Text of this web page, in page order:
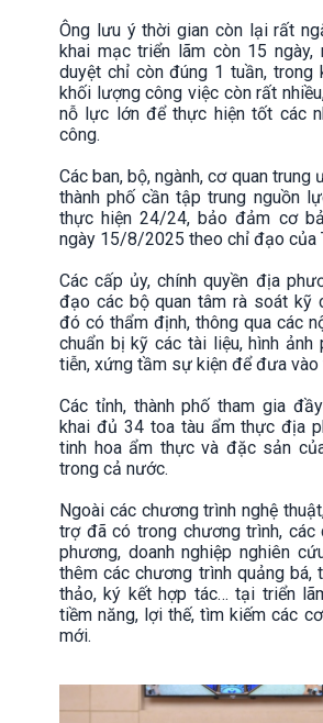
Ông lưu ý thời gian còn lại rất
khai mạc triển lãm còn 15 ngày,
duyệt chỉ còn đúng 1 tuần, trong
khối lượng công việc còn rất
nỗ lực lớn để thực hiện tốt các
công.
Các ban, bộ, ngành, cơ quan trung
thành phố cần tập trung nguồn
thực hiện 24/24, bảo đảm cơ
ngày 15/8/2025 theo chỉ đạo của
Các cấp ủy, chính quyền địa
đạo các bộ quan tâm rà soát kỹ
đó có thẩm định, thông qua các
chuẩn bị kỹ các tài liệu, hình ảnh
tiễn, xứng tầm sự kiện để đưa vào
Các tỉnh, thành phố tham gia
khai đủ 34 toa tàu ẩm thực địa
tinh hoa ẩm thực và đặc sản
trong cả nước.
Ngoài các chương trình nghệ
trợ đã có trong chương trình, các
phương, doanh nghiệp nghiên
thêm các chương trình quảng bá,
thảo, ký kết hợp tác… tại triển
tiềm năng, lợi thế, tìm kiếm các
mới.